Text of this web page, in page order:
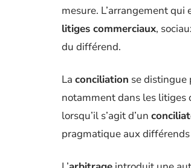
mesure. L’arrangement qui
litiges commerciaux,
du différend.
La conciliation se distingue
notamment dans les litiges
lorsqu’il s’agit d’un
pragmatique aux